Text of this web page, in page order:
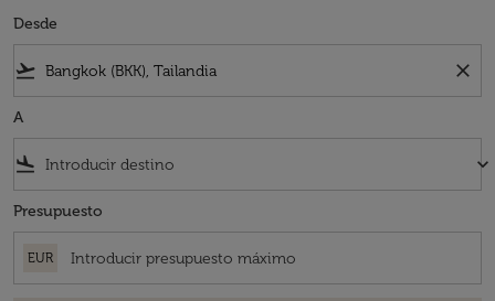
Desde
flight_takeoff close
A
flight_land keyboard_arrow_down
Presupuesto
EUR